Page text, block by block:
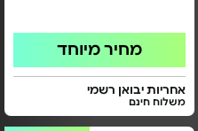
מחיר מיוחד
אחריות יבואן רשמי
משלוח חינם